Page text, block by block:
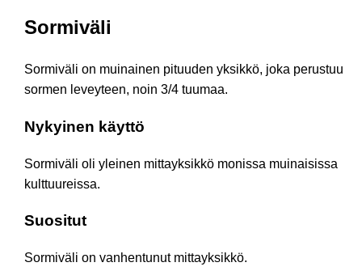
Sormiväli
Sormiväli on muinainen pituuden yksikkö, joka perustuu
sormen leveyteen, noin 3/4 tuumaa.
Nykyinen käyttö
Sormiväli oli yleinen mittayksikkö monissa muinaisissa
kulttuureissa.
Suositut
Sormiväli on vanhentunut mittayksikkö.